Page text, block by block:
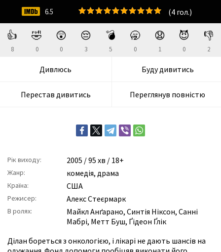
👍
8
🤣
0
😲
0
😔
3
💣
5
🥱
0
😧
1
😈
0
👎
2
Дивлюсь Буду дивитись
Перестав дивитись Переглянув повністю
Рік виходу: 2005 / 95 хв / 18+
Жанр: комедія, драма
Країна: США
Режисер: Алекс Стеєрмарк
В ролях: Майкл Анґарано, Синтія Ніксон, Санні
Мабрі, Метт Буш, Ґідеон Ґлік
Ділан бореться з онкологією, і лікарі не дають шансів на
(4гол.)
6.5